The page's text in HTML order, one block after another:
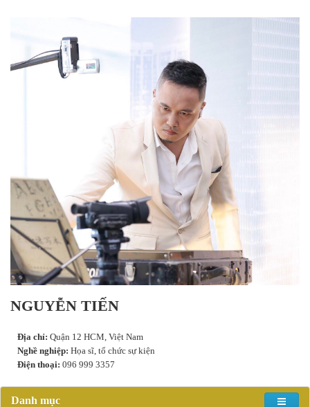
NGUYỄN TIẾN
Địa chỉ: Quận 12 HCM, Việt Nam
Nghề nghiệp: Họa sĩ, tổ chức sự kiện
Điện thoại: 096 999 3357
Danh mục